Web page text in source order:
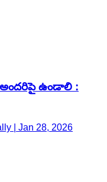
అందరిపై ఉండాలి :
| Jan 28, 2026